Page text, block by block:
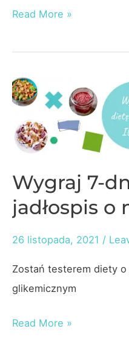
Warzywno-
mini
–
Sprawdź
przepis!
Read More »
Wygraj 7-
jadłospis o
26 listopada, 2021 /
Zostań testerem diety o
glikemicznym
Wygraj
Read More »